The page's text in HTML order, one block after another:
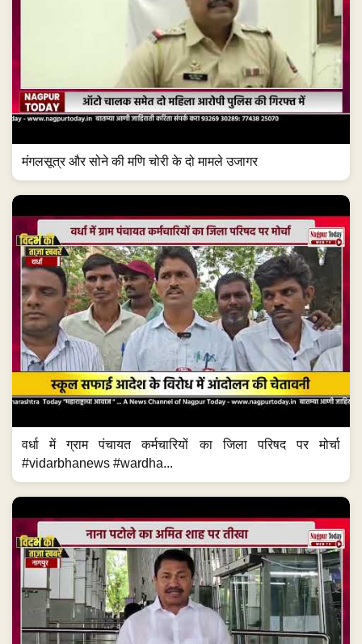
मंगलसूत्र और सोने की मणि चोरी के दो मामले उजागर
वर्धा में ग्राम पंचायत कर्मचारियों का जिला परिषद पर मोर्चा
#vidarbhanews #wardha...